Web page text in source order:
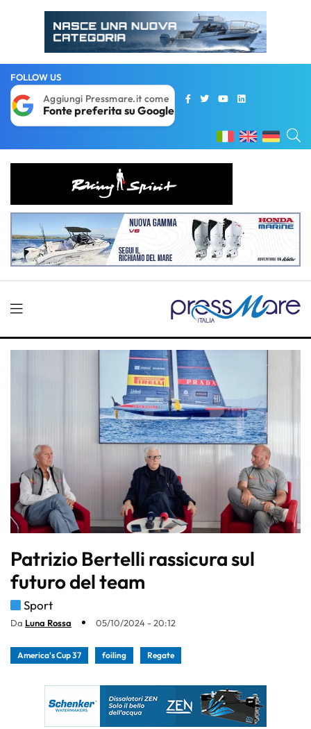
FOLLOW US
Aggiungi Pressmare.it come
Fonte preferita su Google
Patrizio Bertelli rassicura sul
futuro del team
Sport
Da Luna Rossa 05/10/2024 - 20:12
America's Cup 37 foiling Regate